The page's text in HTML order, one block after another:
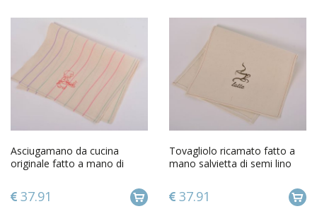
Asciugamano da cucina
originale fatto a mano di
37.91
Tovagliolo ricamato fatto a
mano salvietta di semi lino
37.91